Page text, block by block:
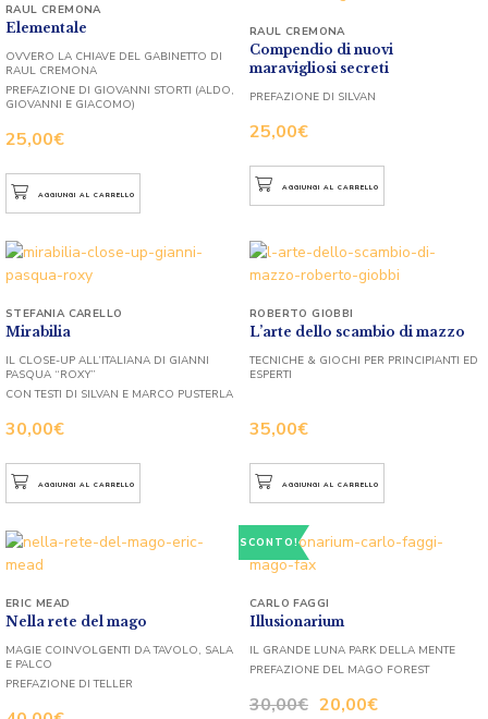
Elementale
25,00€
RAUL CREMONA
OVVERO LA CHIAVE DEL GABINETTO DI
RAUL CREMONA
PREFAZIONE DI GIOVANNI STORTI (ALDO,
GIOVANNI E GIACOMO)
AGGIUNGI AL CARRELLO
Compendio di nuovi
maravigliosi secreti
25,00€
RAUL CREMONA
PREFAZIONE DI SILVAN
AGGIUNGI AL CARRELLO
Mirabilia
30,00€
STEFANIA CARELLO
IL CLOSE-UP ALL’ITALIANA DI GIANNI
PASQUA “ROXY”
CON TESTI DI SILVAN E MARCO PUSTERLA
AGGIUNGI AL CARRELLO
L’arte dello scambio di mazzo
35,00€
ROBERTO GIOBBI
TECNICHE & GIOCHI PER PRINCIPIANTI ED
ESPERTI
AGGIUNGI AL CARRELLO
Nella rete del mago
ERIC MEAD
MAGIE COINVOLGENTI DA TAVOLO, SALA
E PALCO
PREFAZIONE DI TELLER
SCONTO!
Illusionarium
30,00€ 20,00€
CARLO FAGGI
IL GRANDE LUNA PARK DELLA MENTE
PREFAZIONE DEL MAGO FOREST